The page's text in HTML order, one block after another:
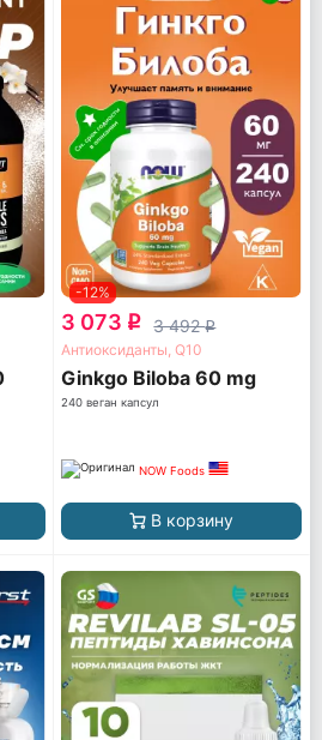
-12%
3 073 q 3 492q
Антиоксиданты, Q10
Ginkgo Biloba 60 mg
240 веган капсул
NOW Foods
В корзину